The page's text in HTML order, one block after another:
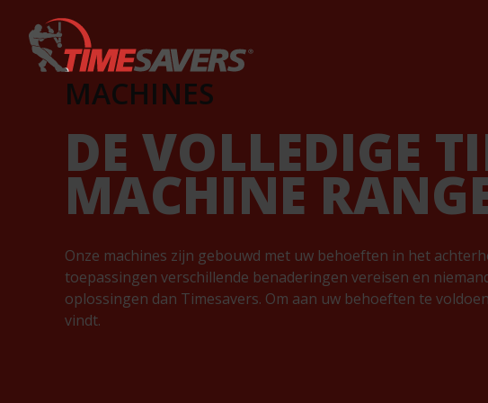
Keyword
MACHINES
DE VOLLEDIGE
MACHINE
Onze machines zijn gebouwd met uw behoeften in het
toepassingen verschillende benaderingen vereisen en
oplossingen dan Timesavers. Om aan uw behoeften te
vindt.